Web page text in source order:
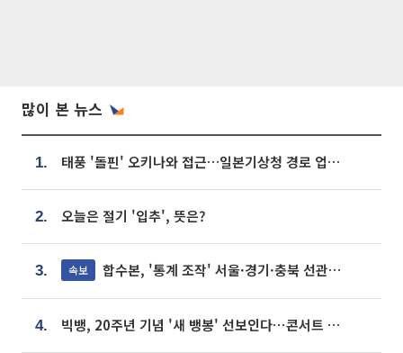
많이 본 뉴스
1. 태풍 '돌핀' 오키나와 접근…일본기상청 경로 업데이트
2. 오늘은 절기 '입추', 뜻은?
3. 속보 합수본, '통계 조작' 서울·경기·충북 선관위 등 추가 압수수색
4. 빅뱅, 20주년 기념 '새 뱅봉' 선보인다⋯콘서트 앞두고 팝업 개최